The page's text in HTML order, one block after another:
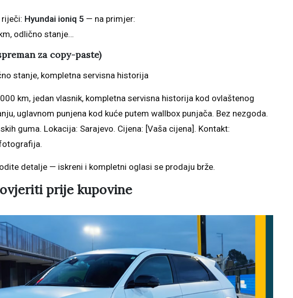
Hyundai ioniq 5 — na primjer:
odlično stanje…
za copy-paste)
stanje, kompletna servisna historija
km, jedan vlasnik, kompletna servisna historija kod ovlaštenog
uglavnom punjena kod kuće putem wallbox punjača. Bez nezgoda.
guma. Lokacija: Sarajevo. Cijena: [Vaša cijena]. Kontakt:
detalje — iskreni i kompletni oglasi se prodaju brže.
prije kupovine